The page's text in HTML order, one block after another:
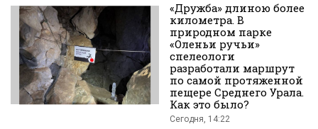
во
«Дружба» длиною более
километра. В
природном парке
«Оленьи ручьи»
спелеологи
разработали маршрут
по самой протяженной
пещере Среднего Урала.
Как это было?
Сегодня, 14:22